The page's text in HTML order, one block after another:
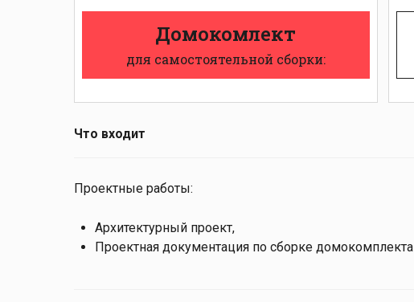
для самостоятельной сборки:
Домокомлект
Что входит
Проектные работы:
Архитектурный проект,
Проектная документация по сборке домокомплекта